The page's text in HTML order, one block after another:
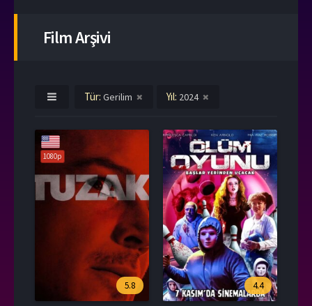
Film Arşivi
Tür: Gerilim Yıl: 2024
1080p
5.8 4.4